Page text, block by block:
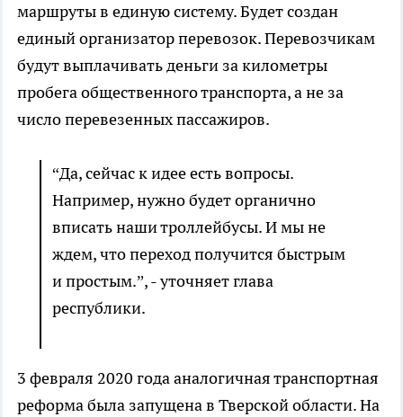
маршруты в единую систему. Будет создан
единый организатор перевозок. Перевозчикам
будут выплачивать деньги за километры
пробега общественного транспорта, а не за
число перевезенных пассажиров.
“Да, сейчас к идее есть вопросы.
Например, нужно будет органично
вписать наши троллейбусы. И мы не
ждем, что переход получится быстрым
и простым.”, - уточняет глава
республики.
3 февраля 2020 года аналогичная транспортная
реформа была запущена в Тверской области. На